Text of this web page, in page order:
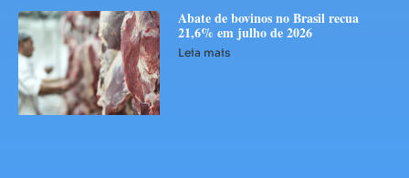
Abate de bovinos no Brasil recua
21,6% em julho de 2026
Leia mais